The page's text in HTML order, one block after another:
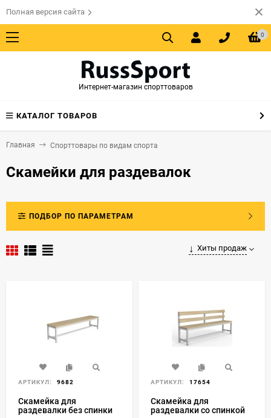
Полная версия сайта
0
Интернет-магазин спорттоваров
КАТАЛОГ ТОВАРОВ
Главная Спорттовары по видам спорта
Скамейки для раздевалок
ПОДБОР ПО ПАРАМЕТРАМ
Хиты продаж
АРТИКУЛ: 9682
Скамейка для
раздевалки без спинки
АРТИКУЛ: 17654
Скамейка для
раздевалки со спинкой